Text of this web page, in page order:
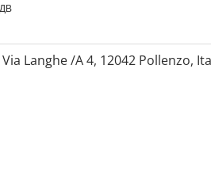
Via Langhe /A 4, 12042 Pollenzo,